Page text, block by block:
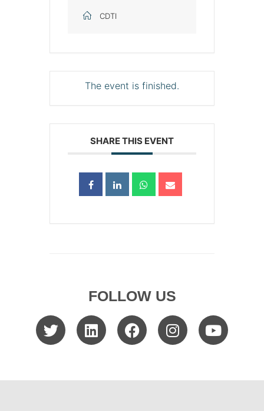
CDTI
The event is finished.
SHARE THIS EVENT
FOLLOW US